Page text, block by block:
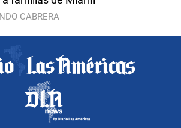
CABRERA